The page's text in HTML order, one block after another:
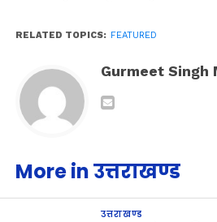
RELATED TOPICS: FEATURED
Gurmeet Singh
More in उत्तराखण्ड
उत्तराखण्ड